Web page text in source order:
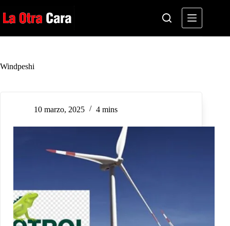
al
contenido
Windpeshi
10 marzo, 2025 4 mins